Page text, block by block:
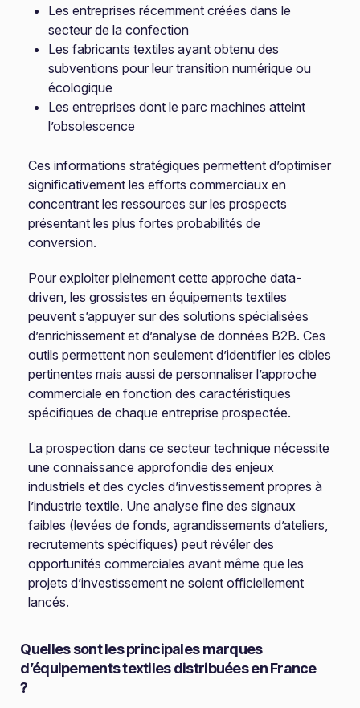
Les entreprises récemment créées dans le
secteur de la confection
Les fabricants textiles ayant obtenu des
subventions pour leur transition numérique ou
écologique
Les entreprises dont le parc machines atteint
l’obsolescence
Ces informations stratégiques permettent d’optimiser
significativement les efforts commerciaux en
concentrant les ressources sur les prospects
présentant les plus fortes probabilités de
conversion.
Pour exploiter pleinement cette approche data-
driven, les grossistes en équipements textiles
peuvent s’appuyer sur des solutions spécialisées
d’enrichissement et d’analyse de données B2B. Ces
outils permettent non seulement d’identifier les cibles
pertinentes mais aussi de personnaliser l’approche
commerciale en fonction des caractéristiques
spécifiques de chaque entreprise prospectée.
La prospection dans ce secteur technique nécessite
une connaissance approfondie des enjeux
industriels et des cycles d’investissement propres à
l’industrie textile. Une analyse fine des signaux
faibles (levées de fonds, agrandissements d’ateliers,
recrutements spécifiques) peut révéler des
opportunités commerciales avant même que les
projets d’investissement ne soient officiellement
lancés.
Quelles sont les principales marques
d’équipements textiles distribuées en France
?